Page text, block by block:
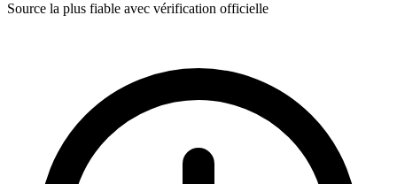
Source la plus fiable avec vérification officielle